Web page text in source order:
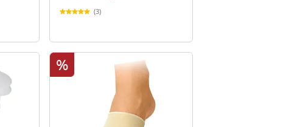
(3)
%